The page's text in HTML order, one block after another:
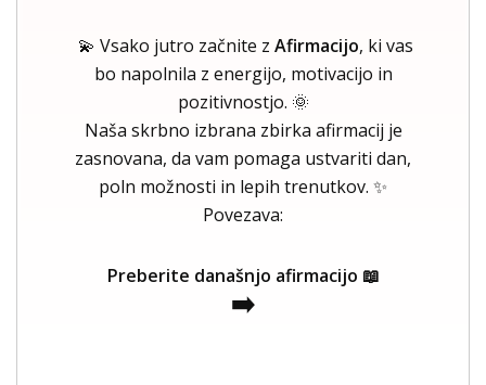
💫 Vsako jutro začnite z Afirmacijo, ki vas
bo napolnila z energijo, motivacijo in
pozitivnostjo. 🌞
Naša skrbno izbrana zbirka afirmacij je
zasnovana, da vam pomaga ustvariti dan,
poln možnosti in lepih trenutkov. ✨
Povezava:
Preberite današnjo afirmacijo 📖
➡️